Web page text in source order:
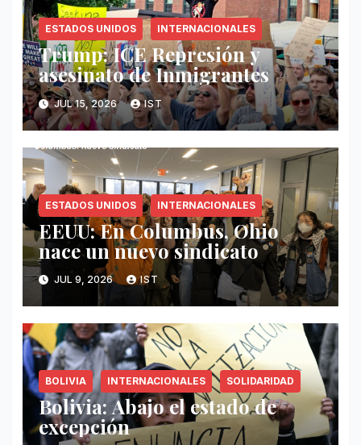
ESTADOS UNIDOS INTERNACIONALES
Trump: ICE Represión y
asesinato de Inmigrantes
JUL 15, 2026 IST
ESTADOS UNIDOS INTERNACIONALES
EEUU: En Columbus, Ohio
nace un nuevo sindicato
JUL 9, 2026 IST
BOLIVIA INTERNACIONALES SOLIDARIDAD
Bolivia: Abajo el estado de
excepción